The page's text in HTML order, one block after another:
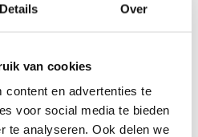
Details Over
van cookies
content en advertenties te
voor social media te bieden
te analyseren. Ook delen we
RAM Mount Twist-Lock
Zuignap met B-Kogel (25
mm) - RAP-B-224-2U